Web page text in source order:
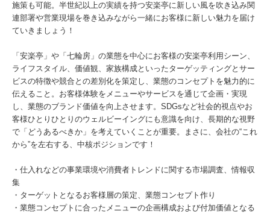
施策も可能。半世紀以上の実績を持つ安楽亭に新しい風を吹き込み関
連部署や営業現場を巻き込みながら一緒にお客様に新しい魅力を届け
ていきましょう！
「安楽亭」や「七輪房」の業態を中心にお客様の安楽亭利用シーン、
ライフスタイル、価値観、家族構成といったターゲッティングとサー
ビスの特徴や競合との差別化を策定し、業態のコンセプトを魅力的に
伝えること。お客様体験をメニューやサービスを通じて企画・実現
し、業態のブランド価値を向上させます。SDGsなど社会的視点やお
客様ひとりひとりのウェルビーイングにも意識を向け、長期的な視野
で「どうあるべきか」を考えていくことが重要。まさに、会社の“これ
から”を左右する、中核ポジションです！
・仕入れなどの事業環境や消費者トレンドに関する市場調査、情報収
集
・ターゲットとなるお客様層の策定、業態コンセプト作り
・業態コンセプトに合ったメニューの企画構成および付加価値となる